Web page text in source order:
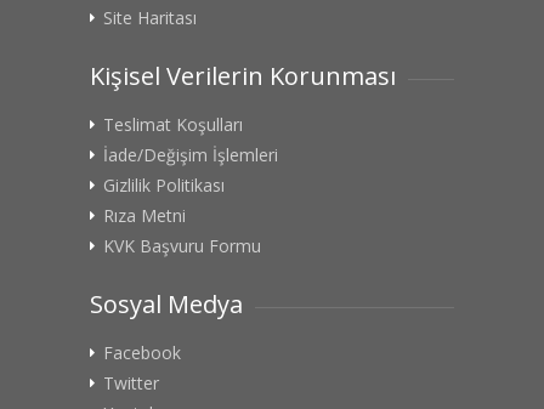
Site Haritası
Kişisel Verilerin Korunması
Teslimat Koşulları
İade/Değişim İşlemleri
Gizlilik Politikası
Rıza Metni
KVK Başvuru Formu
Sosyal Medya
Facebook
Twitter